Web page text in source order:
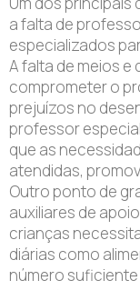
a falta de
especializados
A falta de meios
comprometer o
prejuízos no
professor
que as
atendidas,
Outro ponto de
auxiliares de
crianças
diárias como
número